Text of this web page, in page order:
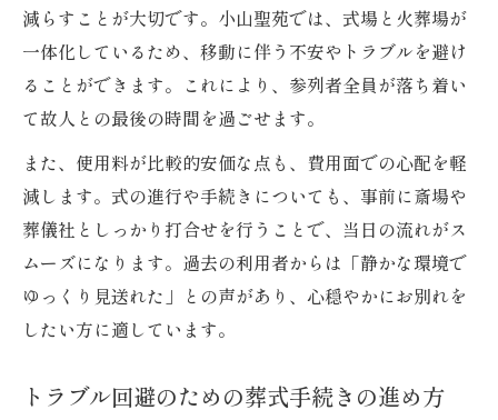
減らすことが大切です。小山聖苑では、式場と火葬場が
一体化しているため、移動に伴う不安やトラブルを避け
ることができます。これにより、参列者全員が落ち着い
て故人との最後の時間を過ごせます。
また、使用料が比較的安価な点も、費用面での心配を軽
減します。式の進行や手続きについても、事前に斎場や
葬儀社としっかり打合せを行うことで、当日の流れがス
ムーズになります。過去の利用者からは「静かな環境で
ゆっくり見送れた」との声があり、心穏やかにお別れを
したい方に適しています。
トラブル回避のための葬式手続きの進め方